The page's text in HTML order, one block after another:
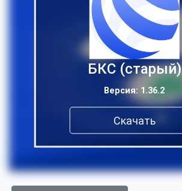
БКС (старый)
Версия: 1.36.2
Скачать